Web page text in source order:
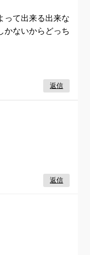
って出来る出来な
かないからどっち
返信
返信